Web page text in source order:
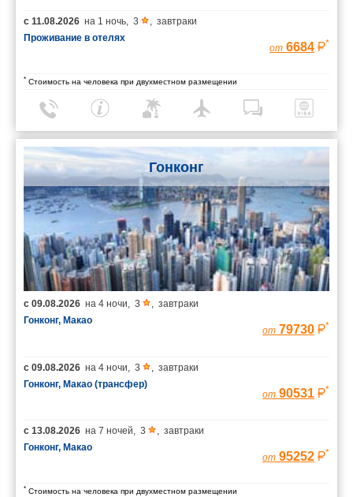
с 11.08.2026 на 1 ночь, 3 , завтраки
Проживание в отелях
от 6684 *
* Стоимость на человека при двухместном размещении
Гонконг
с 09.08.2026 на 4 ночи, 3 , завтраки
Гонконг, Макао
от 79730 *
с 09.08.2026 на 4 ночи, 3 , завтраки
Гонконг, Макао (трансфер)
от 90531 *
с 13.08.2026 на 7 ночей, 3 , завтраки
Гонконг, Макао
от 95252 *
* Стоимость на человека при двухместном размещении